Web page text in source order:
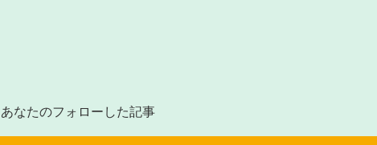
あなたのフォローした記事